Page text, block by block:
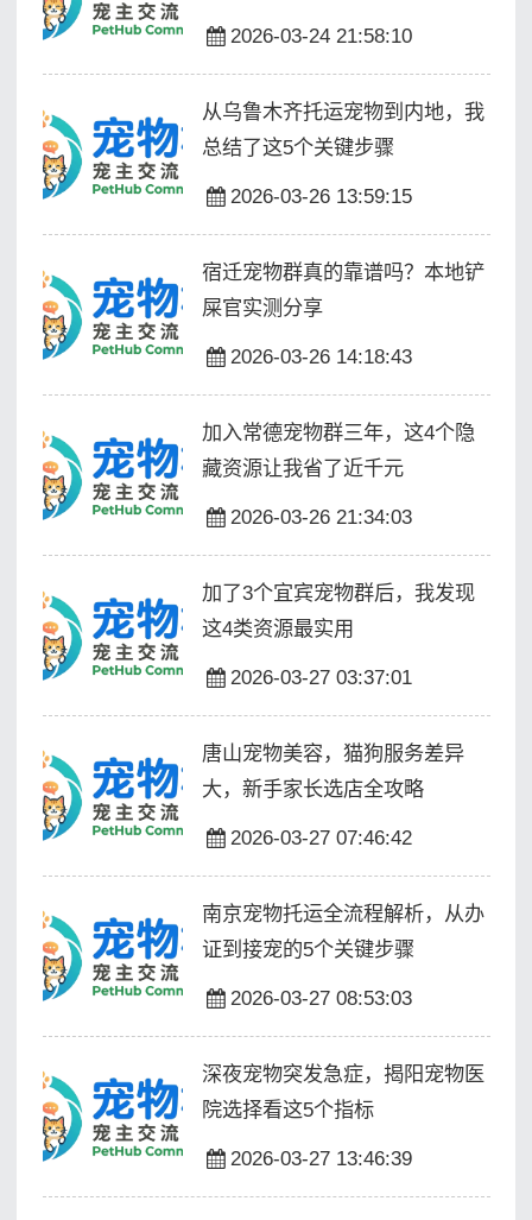
2026-03-24 21:58:10
从乌鲁木齐托运宠物到内地，我
总结了这5个关键步骤
2026-03-26 13:59:15
宿迁宠物群真的靠谱吗？本地铲
屎官实测分享
2026-03-26 14:18:43
加入常德宠物群三年，这4个隐
藏资源让我省了近千元
2026-03-26 21:34:03
加了3个宜宾宠物群后，我发现
这4类资源最实用
2026-03-27 03:37:01
唐山宠物美容，猫狗服务差异
大，新手家长选店全攻略
2026-03-27 07:46:42
南京宠物托运全流程解析，从办
证到接宠的5个关键步骤
2026-03-27 08:53:03
深夜宠物突发急症，揭阳宠物医
院选择看这5个指标
2026-03-27 13:46:39